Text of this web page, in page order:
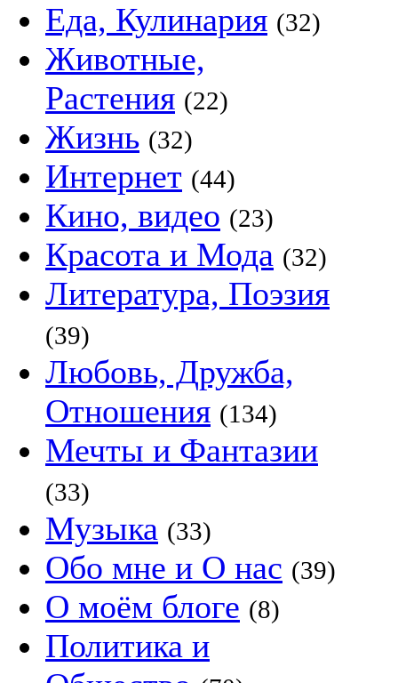
Еда, Кулинария (32)
Животные,
Растения (22)
Жизнь (32)
Интернет (44)
Кино, видео (23)
Красота и Мода (32)
Литература, Поэзия
(39)
Любовь, Дружба,
Отношения (134)
Мечты и Фантазии
(33)
Музыка (33)
Обо мне и О нас (39)
О моём блоге (8)
Политика и